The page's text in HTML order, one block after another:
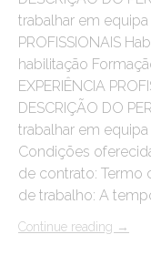
trabalhar em equipa
PROFISSIONAIS
habilitação
EXPERIÊNCIA
DESCRIÇÃO DO
trabalhar em
Condições
de contrato: Termo
de trabalho: A
Continue reading →